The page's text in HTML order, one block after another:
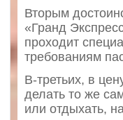
Вторым
«Гранд
проходит
требованиям
В-третьих, в
делать то же
или отдыхать,